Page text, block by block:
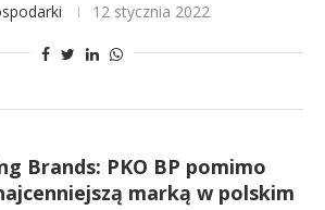
12 stycznia 2022
Brands: PKO BP pomimo
marką w polskim